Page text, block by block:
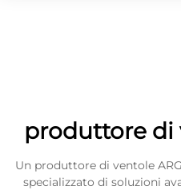
produttore di
Un produttore di ventole
specializzato di soluzioni